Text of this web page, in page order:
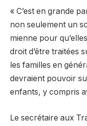
« C’est en grande
non seulement un
mienne pour
droit d’être traitées
les familles en
devraient pouvoir
enfants, y compris
Le secrétaire aux